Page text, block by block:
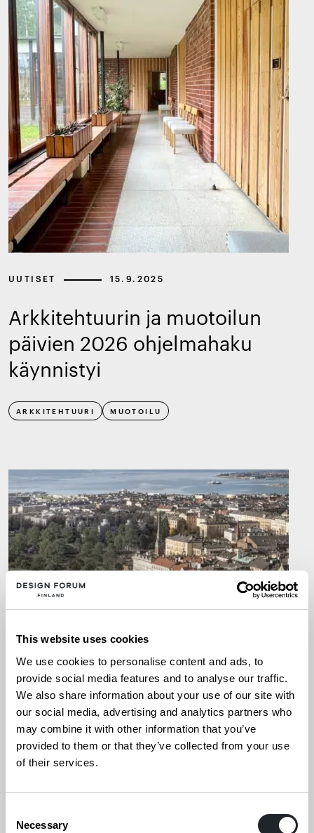
This website uses cookies
We use cookies to personalise content and ads, to
provide social media features and to analyse our traffic.
We also share information about your use of our site with
our social media, advertising and analytics partners who
may combine it with other information that you’ve
provided to them or that they’ve collected from your use
of their services.
Selection
Necessary
UUTISET 15.9.2025
Arkkitehtuurin ja muotoilun
päivien 2026 ohjelmahaku
käynnistyi
ARKKITEHTUURI MUOTOILU